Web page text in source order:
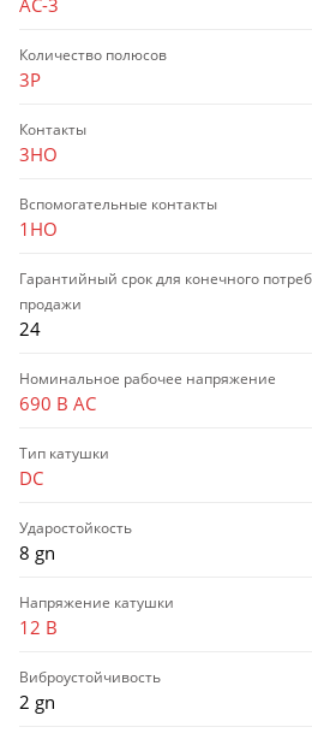
Количество полюсов
3P
Контакты
3НО
Вспомогательные контакты
1НО
Гарантийный срок для конечного
продажи
24
Номинальное рабочее напряжение
690 В AC
Тип катушки
DC
Ударостойкость
8 gn
Напряжение катушки
12 В
Виброустойчивость
2 gn